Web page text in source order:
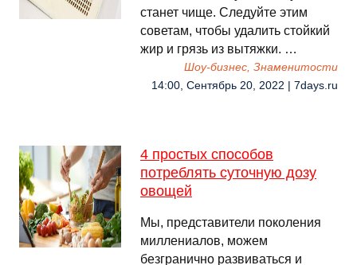
станет чище. Следуйте этим
советам, чтобы удалить стойкий
жир и грязь из вытяжки. …
Шоу-бизнес, Знаменитости
14:00, Сентябрь 20, 2022 | 7days.ru
4 простых способов
потреблять суточную дозу
овощей
Мы, представители поколения
миллениалов, можем
безгранично развиваться и